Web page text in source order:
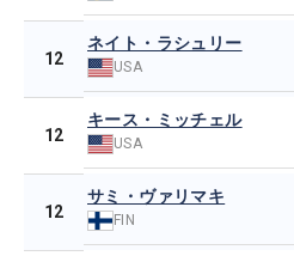
12
ネイト・ラシュリー
USA
12
キース・ミッチェル
USA
12
サミ・ヴァリマキ
FIN